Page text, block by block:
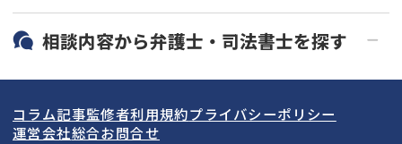
北海道・東北
北海道 青森県
岩手県 宮城県
関東
東京都 神奈川県
東海
相談内容から弁護士・司法書士を探す
任意整理
個人再生
コラム記事監修者利用規約プライバシーポリシー
運営会社総合お問合せ